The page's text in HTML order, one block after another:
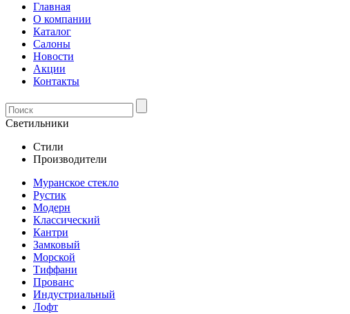
Главная
О компании
Каталог
Салоны
Новости
Акции
Контакты
Светильники
Стили
Производители
Муранское стекло
Рустик
Модерн
Классический
Кантри
Замковый
Морской
Тиффани
Прованс
Индустриальный
Лофт